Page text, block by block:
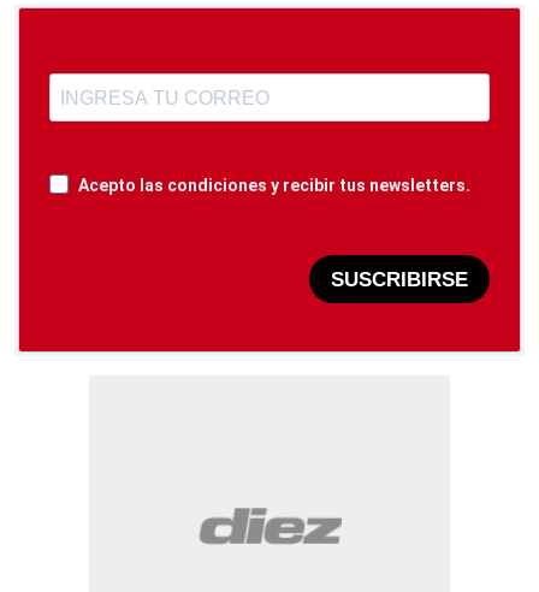
Acepto las condiciones y recibir tus newsletters.
SUSCRIBIRSE